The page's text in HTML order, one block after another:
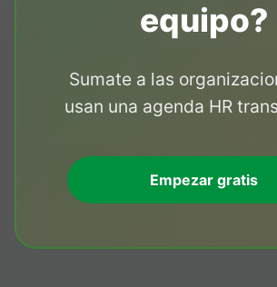
equipo?
Sumate a las
usan una agenda HR
Empezar gratis